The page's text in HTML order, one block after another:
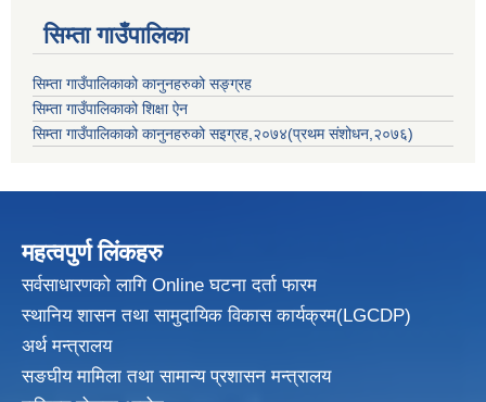
सिम्ता गाउँपालिका
सिम्ता गाउँपालिकाको कानुनहरुको सङ्ग्रह
सिम्ता गाउँपालिकाको शिक्षा ऐन
सिम्ता गाउँपालिकाको कानुनहरुको सइग्रह,२०७४(प्रथम संशोधन,२०७६)
महत्वपुर्ण लिंकहरु
सर्वसाधारणको लागि Online घटना दर्ता फारम
स्थानिय शासन तथा सामुदायिक विकासकार्यक्रम(LGCDP)
अर्थ मन्त्रालय
सङघीय मामिला तथा सामान्य प्रशासन मन्त्रालय